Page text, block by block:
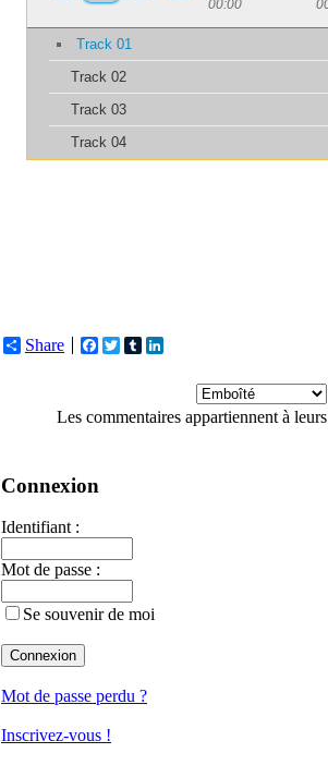
Share Facebook
TwitterTumblr
Les commentaires appartiennent à
Connexion
Identifiant :
Mot de passe :
Se souvenir de moi
Mot de passe perdu ?
Inscrivez-vous !